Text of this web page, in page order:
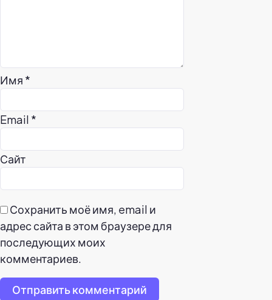
Имя *
Email *
Сайт
Сохранить моё имя, email и
адрес сайта в этом браузере для
последующих моих
комментариев.
Отправить комментарий